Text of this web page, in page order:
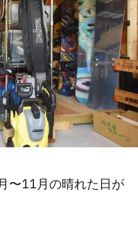
〜11月の晴れた日が